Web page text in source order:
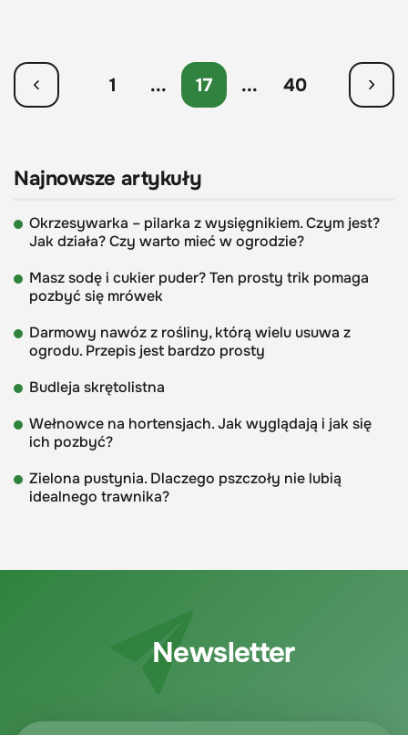
1 ... 17 ... 40
Najnowsze artykuły
Okrzesywarka – pilarka z wysięgnikiem. Czym jest?
Jak działa? Czy warto mieć w ogrodzie?
Masz sodę i cukier puder? Ten prosty trik pomaga
pozbyć się mrówek
Darmowy nawóz z rośliny, którą wielu usuwa z
ogrodu. Przepis jest bardzo prosty
Budleja skrętolistna
Wełnowce na hortensjach. Jak wyglądają i jak się
ich pozbyć?
Zielona pustynia. Dlaczego pszczoły nie lubią
idealnego trawnika?
Newsletter